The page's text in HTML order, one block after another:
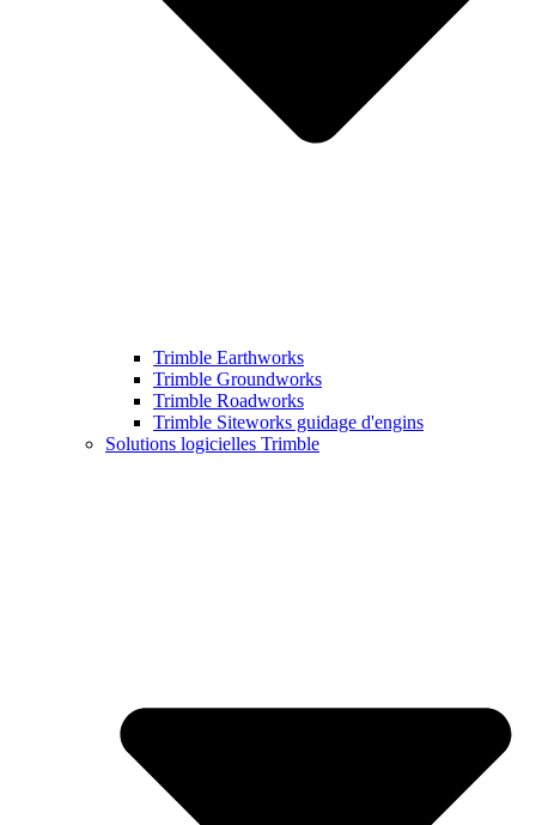
Trimble Earthworks
Trimble Groundworks
Trimble Roadworks
Trimble Siteworks guidage d'engins
Solutions logicielles Trimble